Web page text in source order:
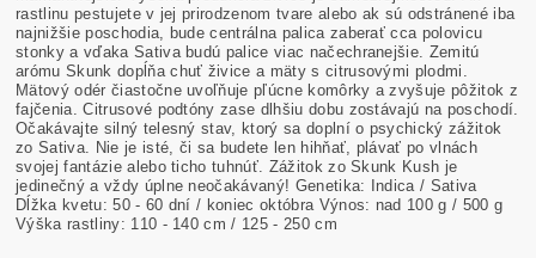
rastlinu pestujete v jej prirodzenom tvare alebo ak sú odstránené iba
najnižšie poschodia, bude centrálna palica zaberať cca polovicu
stonky a vďaka Sativa budú palice viac načechranejšie. Zemitú
arómu Skunk dopĺňa chuť živice a mäty s citrusovými plodmi.
Mätový odér čiastočne uvoľňuje pľúcne komôrky a zvyšuje pôžitok z
fajčenia. Citrusové podtóny zase dlhšiu dobu zostávajú na poschodí.
Očakávajte silný telesný stav, ktorý sa doplní o psychický zážitok
zo Sativa. Nie je isté, či sa budete len hihňať, plávať po vlnách
svojej fantázie alebo ticho tuhnúť. Zážitok zo Skunk Kush je
jedinečný a vždy úplne neočakávaný! Genetika: Indica / Sativa
Dĺžka kvetu: 50 - 60 dní / koniec októbra Výnos: nad 100 g / 500 g
Výška rastliny: 110 - 140 cm / 125 - 250 cm